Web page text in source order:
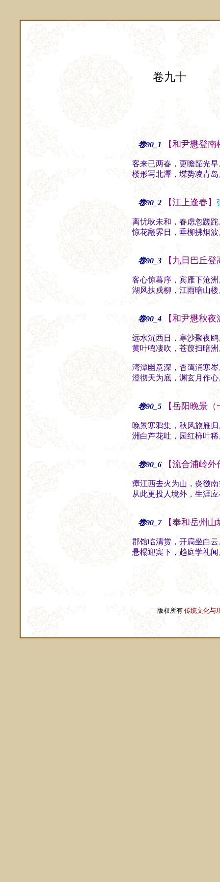
卷九十
卷90_1【和尹懋登南
客来已两春，更瞻韶光
楼形写北潭，堞势凌青
卷90_2 【江上逢春】
离忧耿未和，春虑忽蹉
惊花翻霁日，垂柳拂烟
卷90_3【九日巴丘登
客心惊暮序，宾雁下沧
湖风扶戍柳，江雨暗山
卷90_4 【和尹懋秋
远水沉西日，寒沙聚夜
黄叶鸣凄吹，苍葭扫暗
湾潭幽意深，杳霭涌寒
澄彻天为底，渊玄月作
卷90_5【岳阳晚景（
晚景寒鸦集，秋风旅雁
洲白芦花吐，园红柿叶
卷90_6 【流合浦岭外
瘴江西去火为山，炎徼
从此更投人境外，生涯
卷90_7【奉和岳州山
郡馆临清赏，开扃坐白
悬榻迎宾下，趋庭学礼
版权所有 传统文化与